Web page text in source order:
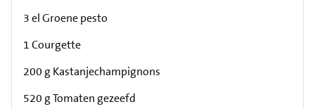
3 el Groene pesto
1 Courgette
200 g Kastanjechampignons
520 g Tomaten gezeefd